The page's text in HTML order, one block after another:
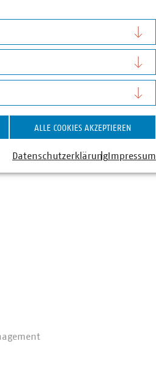
ALLE COOKIES AKZEPTIEREN
DatenschutzerklärungImpressum